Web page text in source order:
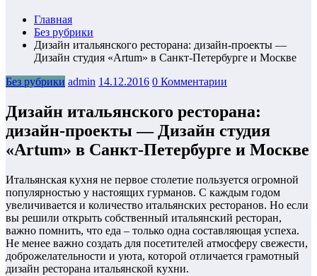
Главная
Без рубрики
Дизайн итальянского ресторана: дизайн-проекты —
Дизайн студия «Artum» в Санкт-Петербурге и Москве
Без рубрики admin 14.12.2016 0 Комментарии
Дизайн итальянского ресторана:
дизайн-проекты — Дизайн студия
«Artum» в Санкт-Петербурге и Москве
Итальянская кухня не первое столетие пользуется огромной
популярностью у настоящих гурманов. С каждым годом
увеличивается и количество итальянских ресторанов. Но если
вы решили открыть собственный итальянский ресторан,
важно помнить, что еда – только одна составляющая успеха.
Не менее важно создать для посетителей атмосферу свежести,
доброжелательности и уюта, которой отличается грамотный
дизайн ресторана итальянской кухни.